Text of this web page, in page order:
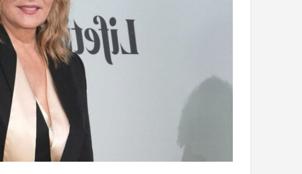
کریستن بل می دانست که “فروزن 2” موفق